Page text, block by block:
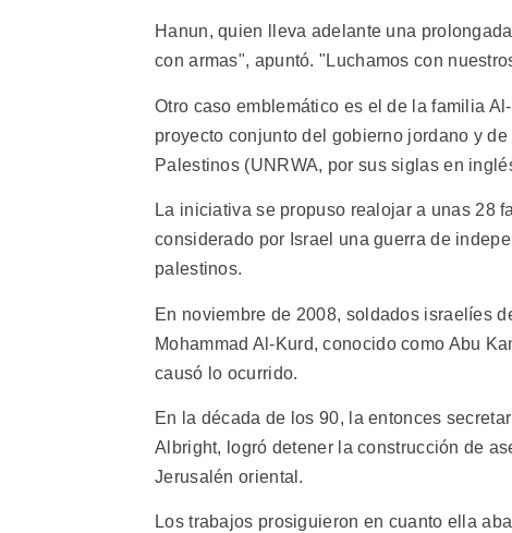
Hanun, quien lleva adelante una
con armas", apuntó. "Luchamos con
Otro caso emblemático es el de la familia
proyecto conjunto del gobierno jordano y
Palestinos (UNRWA, por sus siglas en
La iniciativa se propuso realojar a unas 28
considerado por Israel una guerra de
palestinos.
En noviembre de 2008, soldados israelíes
Mohammad Al-Kurd, conocido como Abu
causó lo ocurrido.
En la década de los 90, la entonces
Albright, logró detener la construcción de
Jerusalén oriental.
Los trabajos prosiguieron en cuanto ella